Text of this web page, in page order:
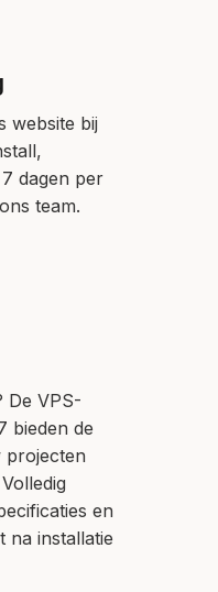
website bij
dagen per
team.
De VPS-
bieden de
projecten
en
na installatie